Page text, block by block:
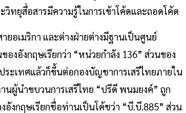
ทยุสื่อสารมีความรู้ในการเข้าโค้ดและถอดโค้ด
ยอเมริกา และต่างฝ่ายต่างมีฐานเป็นศูนย์
งอังกฤษเรียกว่า “หน่วยกำลัง 136” ส่วนของ
ประเทศแล้วก็ขึ้นต่อกองบัญชาการเสรีไทยภายใน
ผู้นำขบวนการเสรีไทย “ปรีดี พนมยงค์” ถูก
งกฤษเรียกชื่อท่านเป็นโค้ชว่า “บี.บี.885” ส่วน